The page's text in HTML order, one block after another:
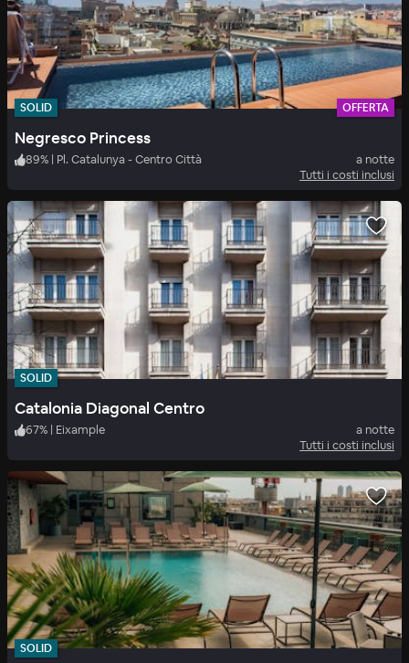
SOLID OFFERTA
Negresco Princess
89% | Pl. Catalunya - Centro Città
a notte
Tutti i costi inclusi
SOLID
Catalonia Diagonal Centro
67% | Eixample
a notte
Tutti i costi inclusi
SOLID